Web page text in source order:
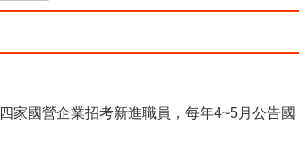
家國營企業招考新進職員，每年4~5月公告國